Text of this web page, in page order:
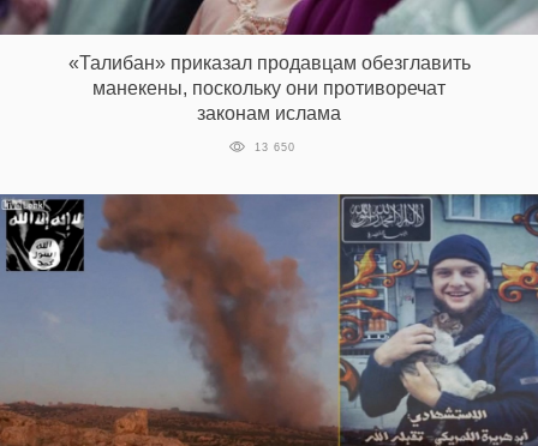
«Талибан» приказал продавцам обезглавить
манекены, поскольку они противоречат
законам ислама
13 650